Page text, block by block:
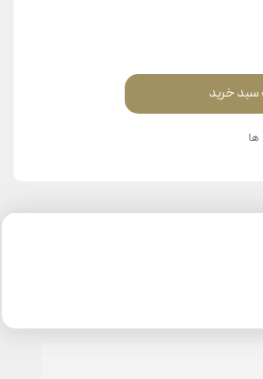
سبد خرید
ها